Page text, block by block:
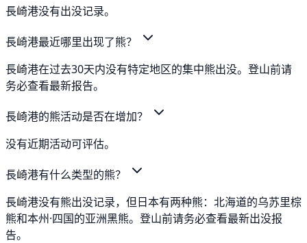
長崎港没有出没记录。
長崎港最近哪里出现了熊？
長崎港在过去30天内没有特定地区的集中熊出没。登山前请
务必查看最新报告。
長崎港的熊活动是否在增加？
没有近期活动可评估。
長崎港有什么类型的熊？
長崎港没有熊出没记录，但日本有两种熊：北海道的乌苏里棕
熊和本州·四国的亚洲黑熊。登山前请务必查看最新出没报
告。